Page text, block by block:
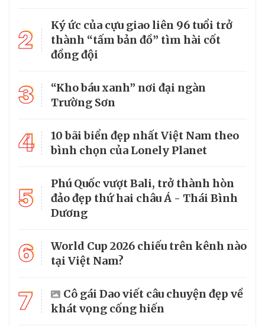
2
Ký ức của cựu giao liên 96 tuổi trở
thành “tấm bản đồ” tìm hài cốt
đồng đội
3
“Kho báu xanh” nơi đại ngàn
Trường Sơn
4
10 bãi biển đẹp nhất Việt Nam theo
bình chọn của Lonely Planet
5
Phú Quốc vượt Bali, trở thành hòn
đảo đẹp thứ hai châu Á - Thái Bình
Dương
6
World Cup 2026 chiếu trên kênh nào
tại Việt Nam?
7
Cô gái Dao viết câu chuyện đẹp về
khát vọng cống hiến